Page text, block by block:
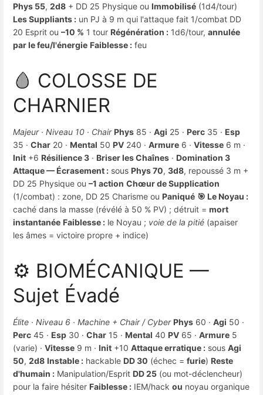
Phys 55, 2d8 + DD 25 Physique ou Immobilisé (1d4/tour)
Les Suppliants : un PJ à 9 m qui l'attaque fait 1/combat DD
20 Esprit ou –10 % 1 tour Régénération : 1d6/tour, annulée
par le feu/l'énergie Faiblesse : feu
🩸 COLOSSE DE
CHARNIER
Majeur · Niveau 10 · Chair Phys 85 · Agi 25 · Perc 35 · Esp
35 · Char 20 · Mental 50 PV 240 · Armure 6 · Vitesse 6 m ·
Init +6 Résilience 3 · Briser les Chaînes · Domination 3
Attaque — Écrasement : sous Phys 70, 3d8, repoussé 3 m +
DD 25 Physique ou –1 action Chœur de Supplication
(1/combat) : zone, DD 25 Charisme ou Paniqué 🎯 Le Noyau :
caché dans la masse (révélé à 50 % PV) ; détruit = mort
instantanée Faiblesse : le Noyau ; voie de la pitié (apaiser
les âmes = victoire propre + indice)
⚙️ BIOMÉCANIQUE —
Sujet Évadé
Élite · Niveau 6 · Machine + Chair / Cyber Phys 60 · Agi 50 ·
Perc 45 · Esp 30 · Char 15 · Mental 40 PV 65 · Armure 5
(varie) · Vitesse 9 m · Init +10 Attaque erratique : sous Agi
50, 2d8 Instable : hackable DD 30 (échec = furie) Reste
d'humain : Manipulation/Esprit DD 25 (ou mot-déclencheur)
pour la faire hésiter Faiblesse : IEM/hack ou noyau organique